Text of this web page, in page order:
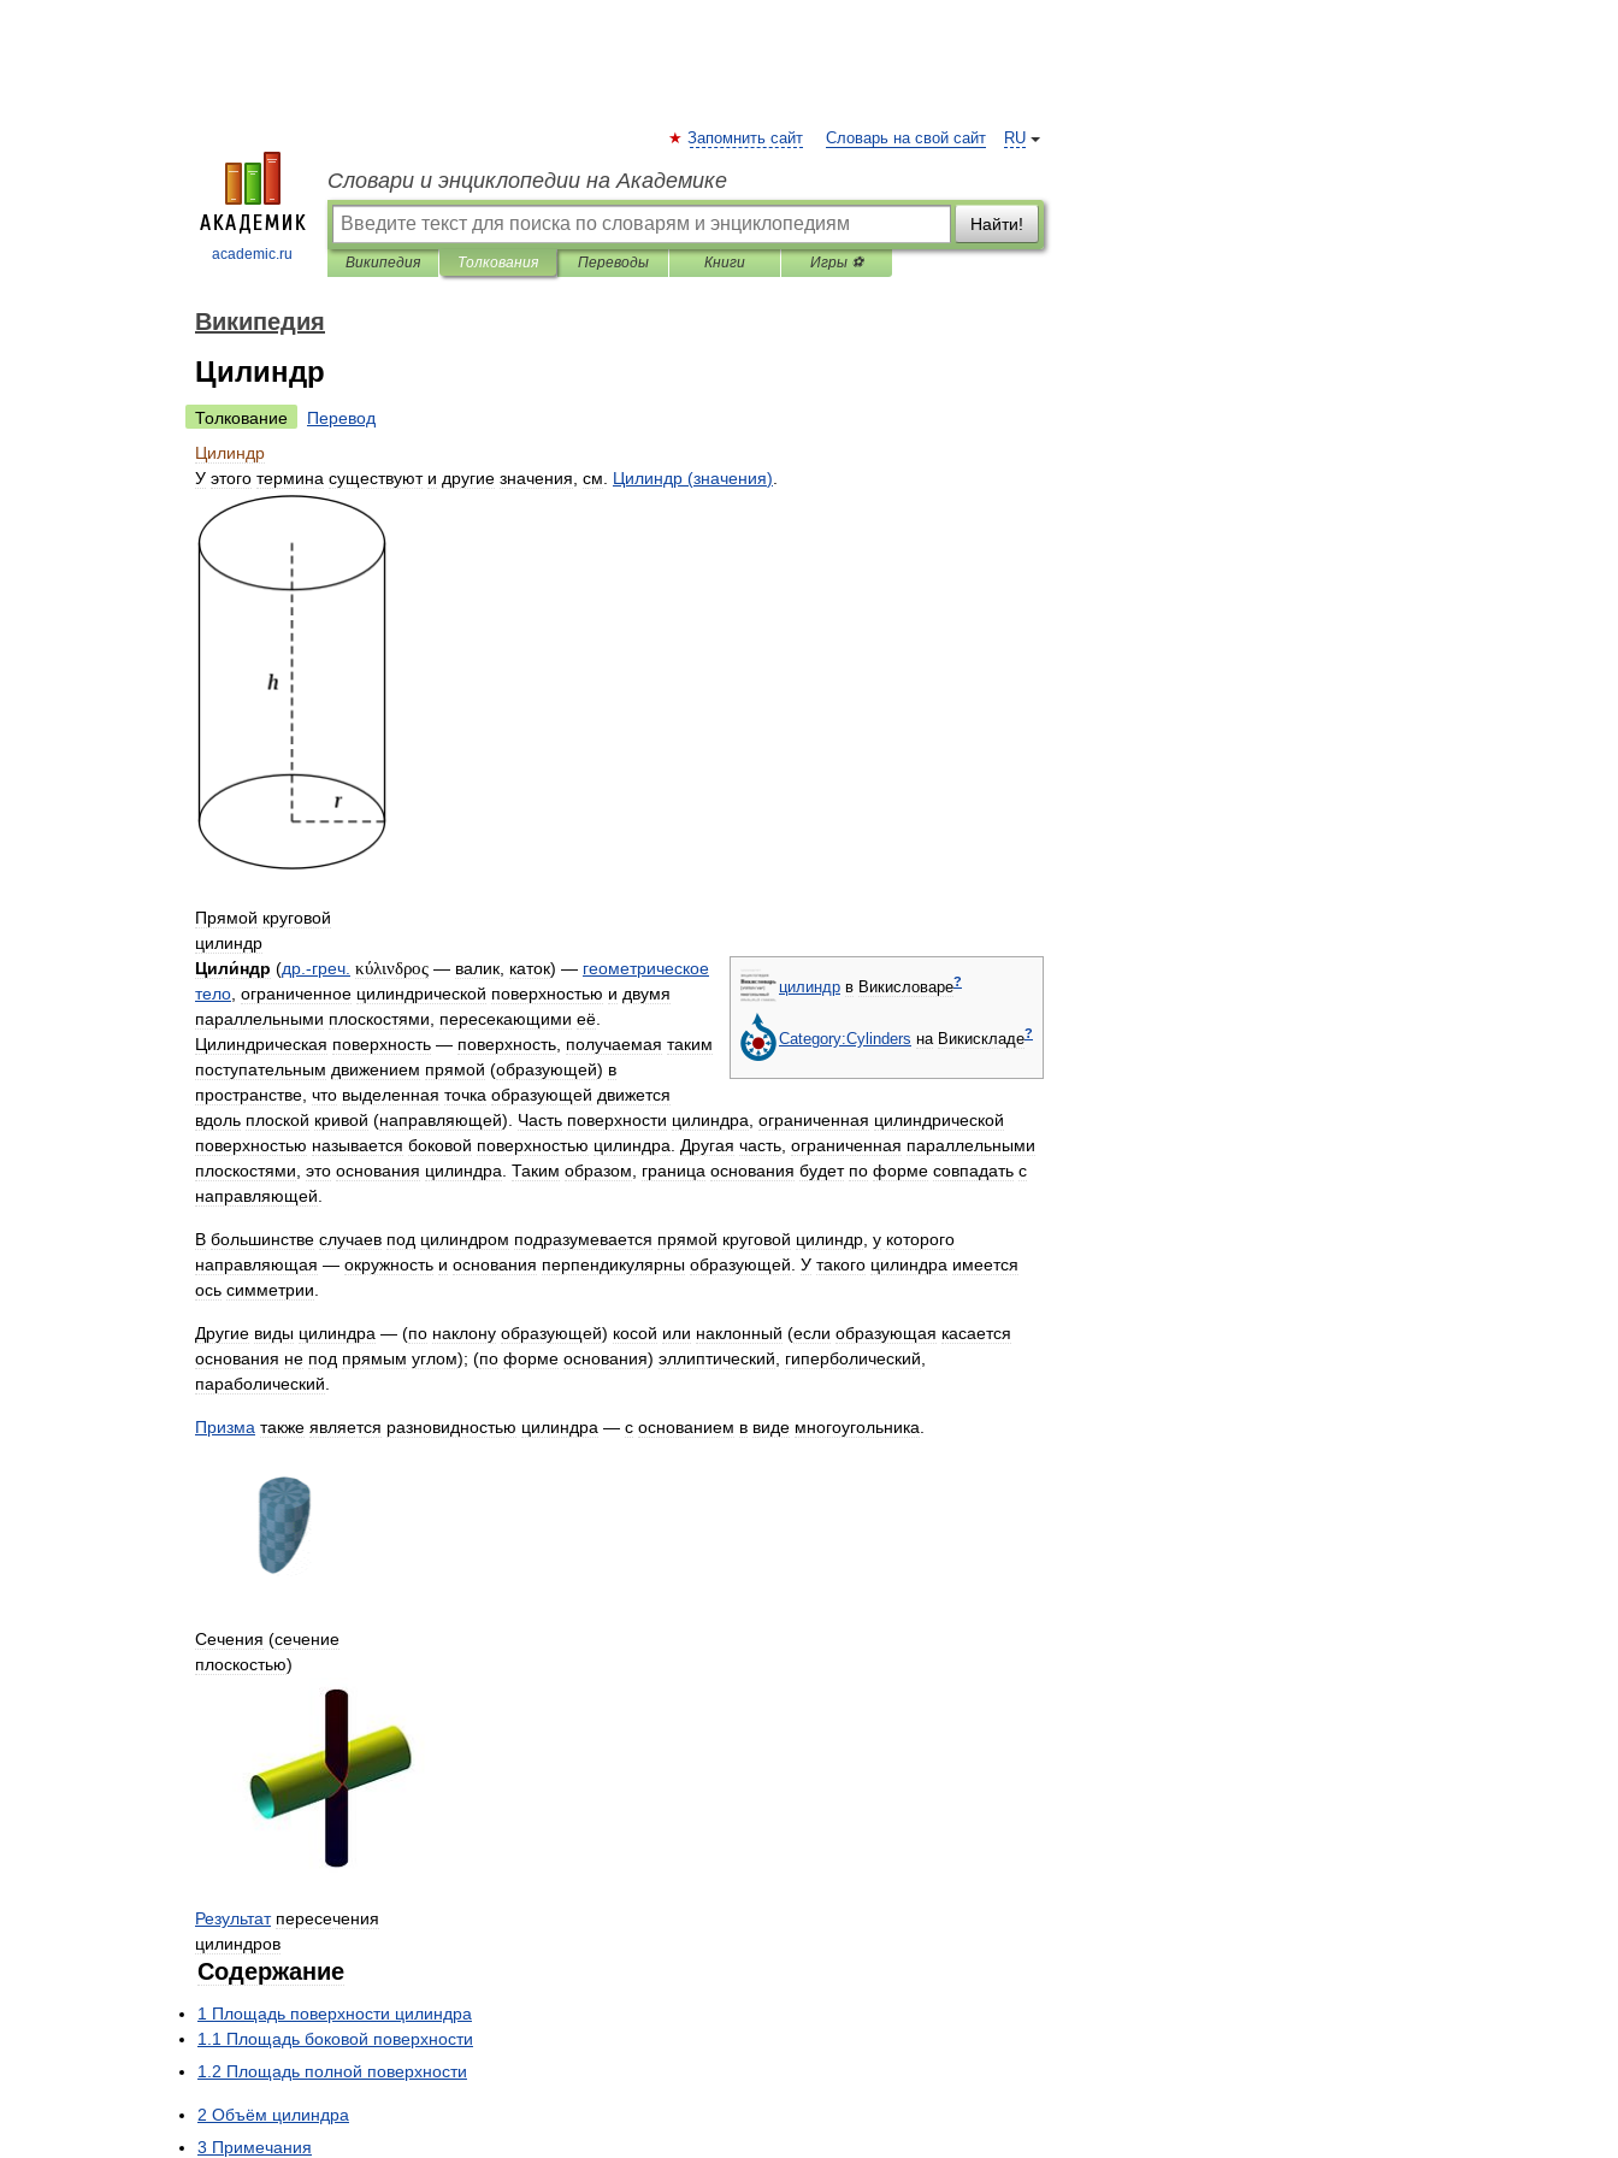
academic.ru
RU
Запомнить сайт Словарь на свой сайт
Словари и энциклопедии на Академике
Найти!
Википедия Толкования Переводы Книги Игры ⚽
Википедия
Цилиндр
Толкование
Перевод
Цилиндр
У этого термина существуют и другие значения см Цилиндр (значения)
Прямой круговой
цилиндр
цилиндр в Викисловаре?
Category:Cylinders на Викискладе?
Цили́ндр (др.-греч. κύλινδρος — валик, каток) — геометрическое
тело, ограниченное цилиндрической поверхностью и двумя
параллельными плоскостями, пересекающими её.
Цилиндрическая поверхность — поверхность, получаемая таким
поступательным движением прямой (образующей) в
пространстве, что выделенная точка образующей движется
вдоль плоской кривой (направляющей). Часть поверхности цилиндра, ограниченная цилиндрической
поверхностью называется боковой поверхностью цилиндра. Другая часть, ограниченная параллельными
плоскостями, это основания цилиндра. Таким образом, граница основания будет по форме совпадать с
направляющей.
В большинстве случаев под цилиндром подразумевается прямой круговой цилиндр, у которого
направляющая — окружность и основания перпендикулярны образующей. У такого цилиндра имеется
ось симметрии.
Другие виды цилиндра — (по наклону образующей) косой или наклонный (если образующая касается
основания не под прямым углом); (по форме основания) эллиптический, гиперболический,
параболический.
Призма также является разновидностью цилиндра — с основанием в виде многоугольника.
Сечения (сечение
плоскостью)
Результат пересечения
цилиндров
Содержание
1 Площадь поверхности цилиндра
1 1 Площадь боковой поверхности
1 2 Площадь полной поверхности
2 Объём цилиндра
3 Примечания